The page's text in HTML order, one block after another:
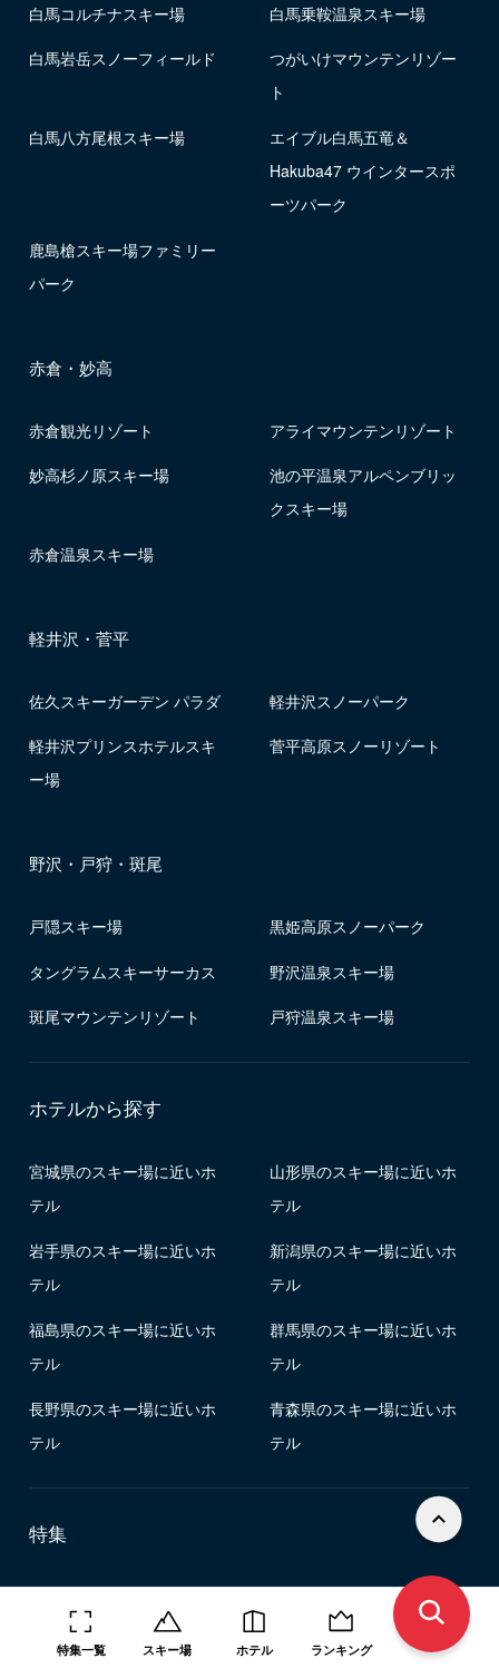
白馬コルチナスキー場 白馬乗鞍温泉スキー場
白馬岩岳スノーフィールド
つがいけマウンテンリゾー
ト
白馬八方尾根スキー場
エイブル白馬五竜＆
Hakuba47 ウインタースポ
ーツパーク
鹿島槍スキー場ファミリー
パーク
赤倉・妙高
赤倉観光リゾート アライマウンテンリゾート
妙高杉ノ原スキー場
池の平温泉アルペンブリッ
クスキー場
赤倉温泉スキー場
軽井沢・菅平
佐久スキーガーデン パラダ 軽井沢スノーパーク
軽井沢プリンスホテルスキ
ー場
菅平高原スノーリゾート
野沢・戸狩・斑尾
戸隠スキー場 黒姫高原スノーパーク
タングラムスキーサーカス 野沢温泉スキー場
斑尾マウンテンリゾート 戸狩温泉スキー場
ホテルから探す
宮城県のスキー場に近いホ
テル
山形県のスキー場に近いホ
テル
岩手県のスキー場に近いホ
テル
新潟県のスキー場に近いホ
テル
福島県のスキー場に近いホ
テル
群馬県のスキー場に近いホ
テル
長野県のスキー場に近いホ
テル
青森県のスキー場に近いホ
テル
特集
朝発/夜発バス宿泊 朝発/夜発バス日帰り
特集一覧 スキー場 ホテル ランキング